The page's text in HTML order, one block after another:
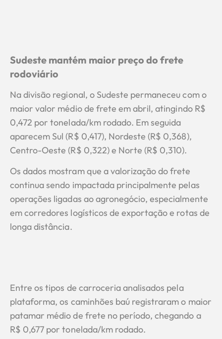
Sudeste mantém maior preço do frete
rodoviário
Na divisão regional, o Sudeste permaneceu com o
maior valor médio de frete em abril, atingindo R$
0,472 por tonelada/km rodado. Em seguida
aparecem Sul (R$ 0,417), Nordeste (R$ 0,368),
Centro-Oeste (R$ 0,322) e Norte (R$ 0,310).
Os dados mostram que a valorização do frete
continua sendo impactada principalmente pelas
operações ligadas ao agronegócio, especialmente
em corredores logísticos de exportação e rotas de
longa distância.
Entre os tipos de carroceria analisados pela
plataforma, os caminhões baú registraram o maior
patamar médio de frete no período, chegando a
R$ 0,677 por tonelada/km rodado.